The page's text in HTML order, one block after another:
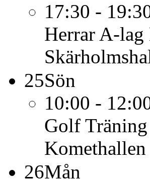
17:30 -
Herrar A-lag
25Sön
10:00 -
Golf Träning
Komethallen
26Mån